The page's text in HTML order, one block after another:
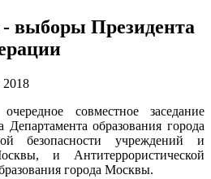
- выборы Президента
2018
совместное заседание
образования города
безопасности учреждений и
и Антитеррористической
города Москвы.